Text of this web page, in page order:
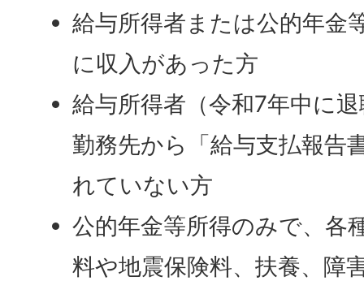
給与所得者または公的年金
に収入があった方
給与所得者（令和7年中に
勤務先から「給与支払報告
れていない方
公的年金等所得のみで、各
料や地震保険料、扶養、障